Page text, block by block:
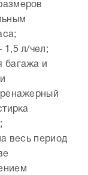
1,5 л/чел;
багажа и
весь период